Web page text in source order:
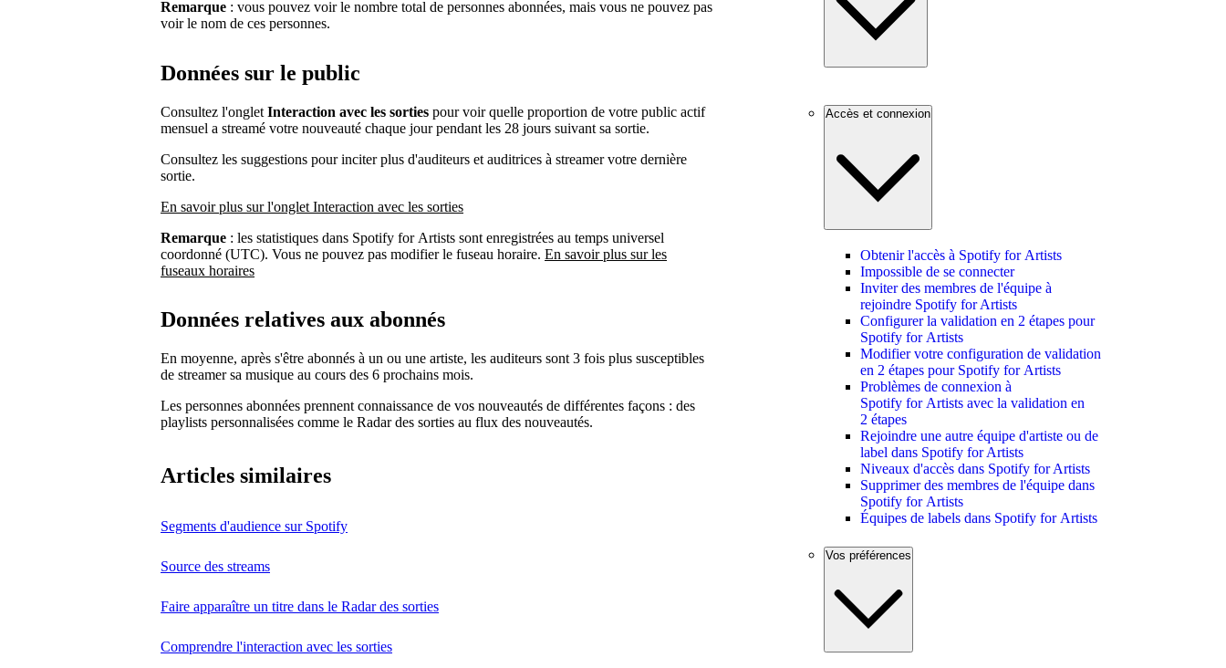
Remarque : vous pouvez voir le nombre total de personnes abonnées, mais vous ne pouvez pas
voir le nom de ces personnes.
Données sur le public
Consultez l'onglet Interaction avec les sorties pour voir quelle proportion de votre public actif
mensuel a streamé votre nouveauté chaque jour pendant les 28 jours suivant sa sortie.
Consultez les suggestions pour inciter plus d'auditeurs et auditrices à streamer votre dernière
sortie.
En savoir plus sur l'onglet Interaction avec les sorties
Remarque : les statistiques dans Spotify for Artists sont enregistrées au temps universel
coordonné (UTC). Vous ne pouvez pas modifier le fuseau horaire. En savoir plus sur les
fuseaux horaires
Données relatives aux abonnés
En moyenne, après s'être abonnés à un ou une artiste, les auditeurs sont 3 fois plus susceptibles
de streamer sa musique au cours des 6 prochains mois.
Les personnes abonnées prennent connaissance de vos nouveautés de différentes façons : des
playlists personnalisées comme le Radar des sorties au flux des nouveautés.
Articles similaires
Segments d'audience sur Spotify
Source des streams
Faire apparaître un titre dans le Radar des sorties
Comprendre l'interaction avec les sorties
Accès et connexion
Obtenir l'accès à Spotify for Artists
Impossible de se connecter
Inviter des membres de l'équipe à
rejoindre Spotify for Artists
Configurer la validation en 2 étapes pour
Spotify for Artists
Modifier votre configuration de validation
en 2 étapes pour Spotify for Artists
Problèmes de connexion à
Spotify for Artists avec la validation en
2 étapes
Rejoindre une autre équipe d'artiste ou de
label dans Spotify for Artists
Niveaux d'accès dans Spotify for Artists
Supprimer des membres de l'équipe dans
Spotify for Artists
Équipes de labels dans Spotify for Artists
Vos préférences